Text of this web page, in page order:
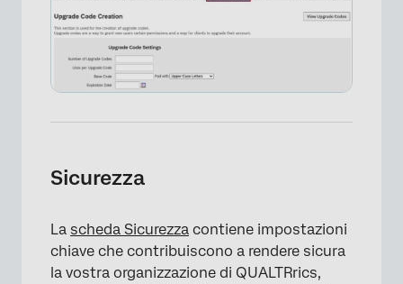
Sicurezza
La scheda Sicurezza contiene impostazioni
chiave che contribuiscono a rendere sicura
la vostra organizzazione di QUALTRrics,